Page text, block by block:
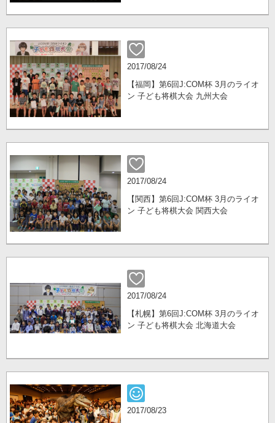
2017/08/24
【福岡】第6回J:COM杯 3月のライオ
ン 子ども将棋大会 九州大会
2017/08/24
【関西】第6回J:COM杯 3月のライオ
ン 子ども将棋大会 関西大会
2017/08/24
【札幌】第6回J:COM杯 3月のライオ
ン 子ども将棋大会 北海道大会
2017/08/23